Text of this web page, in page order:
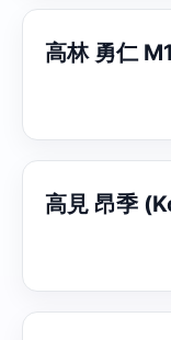
高林 勇仁 M1
高見 昂季